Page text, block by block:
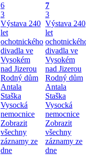
6
3
Výstava 240
let
ochotnického
divadla ve
Vysokém
nad Jizerou
Rodný dům
Antala
Staška
Vysocká
nemocnice
Zobrazit
všechny
záznamy ze
dne
7
3
Výstava 240
let
divadla ve
Vysokém
nad Jizerou
Rodný dům
Antala
Staška
Vysocká
nemocnice
Zobrazit
všechny
záznamy ze
dne